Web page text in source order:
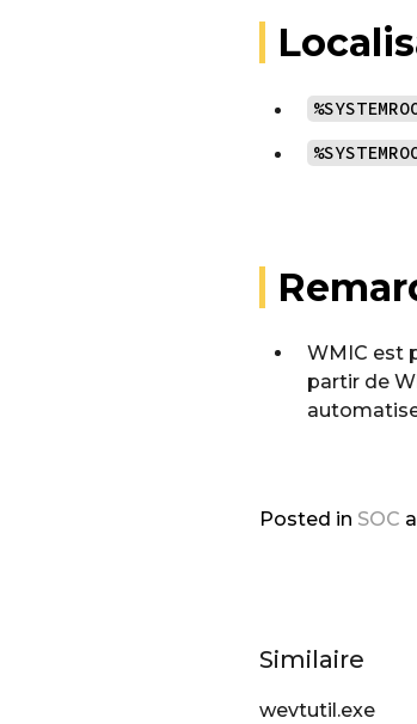
WMIC est
partir de
Posted in SOC
Similaire
wevtutil.exe